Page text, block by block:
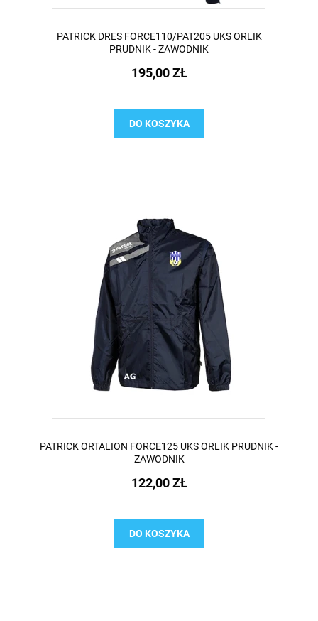
PATRICK DRES FORCE110/PAT205 UKS ORLIK
PRUDNIK - ZAWODNIK
195,00 ZŁ
DO KOSZYKA
PATRICK ORTALION FORCE125 UKS ORLIK PRUDNIK -
ZAWODNIK
122,00 ZŁ
DO KOSZYKA